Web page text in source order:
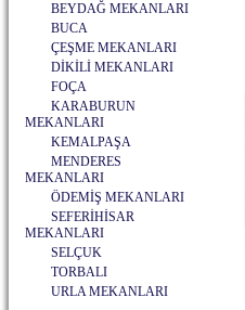
BEYDAĞ MEKANLARI
BUCA
ÇEŞME MEKANLARI
DİKİLİ MEKANLARI
FOÇA
KARABURUN
MEKANLARI
KEMALPAŞA
MENDERES
MEKANLARI
ÖDEMİŞ MEKANLARI
SEFERİHİSAR
MEKANLARI
SELÇUK
TORBALI
URLA MEKANLARI